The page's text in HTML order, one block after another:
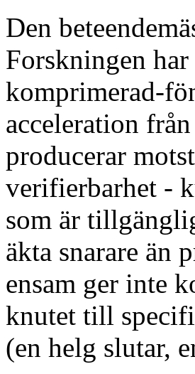
Den
Forskningen
komprimerad-
acceleration
producerar
verifierbarhet -
som är
äkta snarare än
ensam ger inte
knutet till
(en helg slutar,